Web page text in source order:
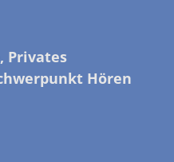
Privates
Hören